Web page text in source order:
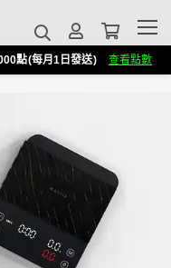
點(每月1日發送) 查看點數